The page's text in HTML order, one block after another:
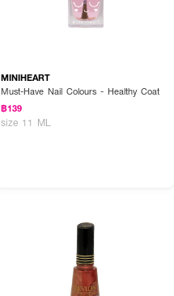
MINIHEART
Must-Have Nail Colours - Healthy Coat
฿139
size 11 ML